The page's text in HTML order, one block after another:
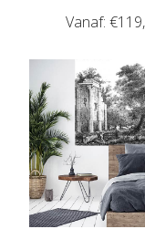
Vanaf: €